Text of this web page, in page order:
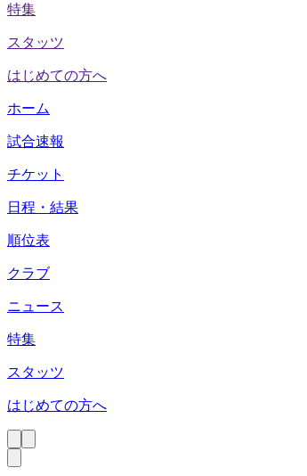
特集
スタッツ
はじめての方へ
ホーム
試合速報
チケット
日程・結果
順位表
クラブ
ニュース
特集
スタッツ
はじめての方へ